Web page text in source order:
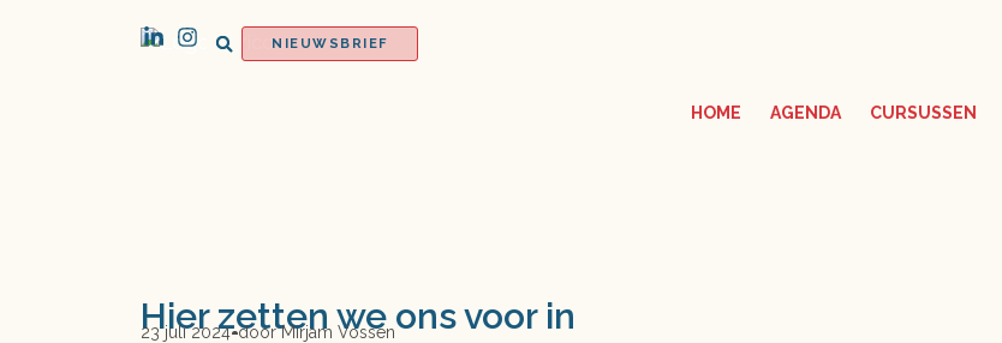
NIEUWSBRIEF
HOME AGENDA CURSUSSEN
Hier zetten we ons voor in
23 juli 2024 doorMirjam Vossen